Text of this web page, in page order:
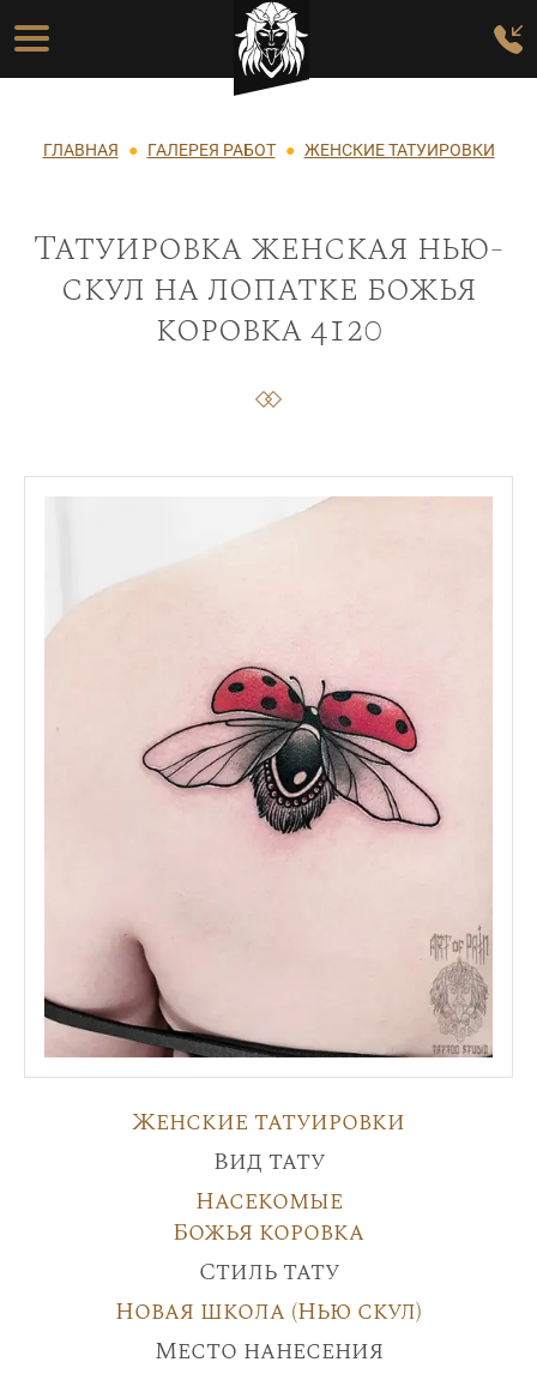
Перейти к основному содержанию
Основная навигация
Строка навигации
ГЛАВНАЯ ГАЛЕРЕЯ РАБОТ ЖЕНСКИЕ ТАТУИРОВКИ
Татуировка женская нью-
скул на лопатке божья
коровка 4120
Женские татуировки
Вид тату
Насекомые
Божья коровка
Стиль тату
Новая школа (Нью скул)
Место нанесения